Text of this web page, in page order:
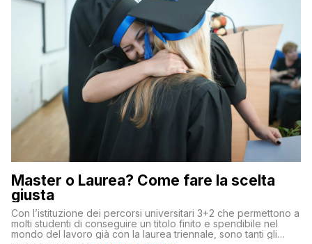
Master o Laurea? Come fare la scelta
giusta
Con l’istituzione dei percorsi universitari 3+2 che permettono a
molti studenti di conseguire un titolo finito e spendibile nel
mondo del lavoro già con la laurea triennale, sono tanti gli